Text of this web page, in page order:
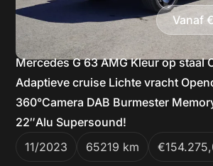
Vanaf
Mercedes G 63 AMG Kleur op staal
Adaptieve cruise Lichte vracht
360°Camera DAB Burmester
22″Alu Supersound!
11/2023
65219 km